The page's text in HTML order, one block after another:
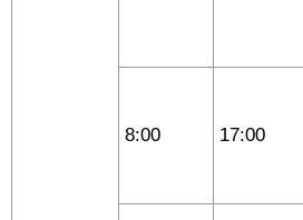
8:00 17:00